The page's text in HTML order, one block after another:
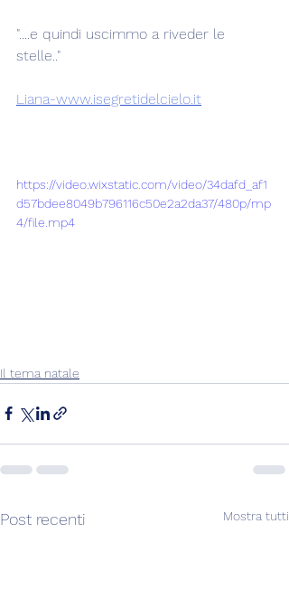
"....e quindi uscimmo a riveder le
stelle.."
Liana-www.isegretidelcielo.it
https://video.wixstatic.com/video/34dafd_af1
d57bdee8049b796116c50e2a2da37/480p/mp
4/file.mp4
Il tema natale
Post recenti Mostra tutti